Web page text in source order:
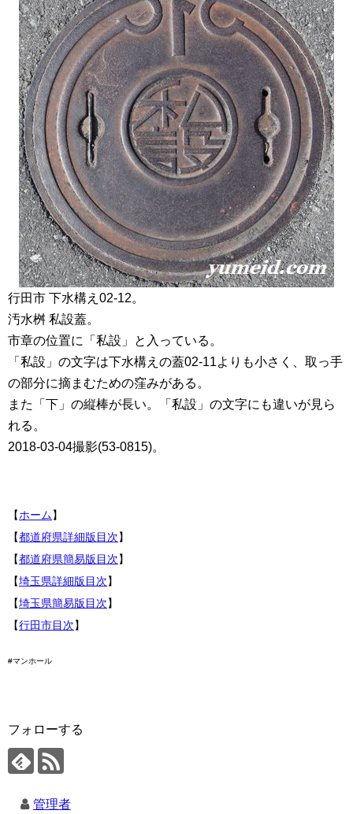
行田市 下水構え02-12。
汚水桝 私設蓋。
市章の位置に「私設」と入っている。
「私設」の文字は下水構えの蓋02-11よりも小さく、取っ手
の部分に摘まむための窪みがある。
また「下」の縦棒が長い。「私設」の文字にも違いが見ら
れる。
2018-03-04撮影(53-0815)。
【ホーム】
【都道府県詳細版目次】
【都道府県簡易版目次】
【埼玉県詳細版目次】
【埼玉県簡易版目次】
【行田市目次】
#マンホール
フォローする
管理者